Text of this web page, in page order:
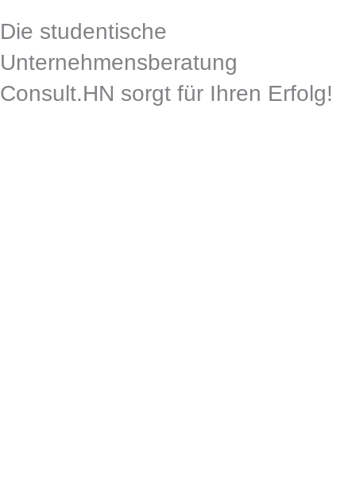
Die studentische
Unternehmensberatung
Consult.HN sorgt für Ihren Erfolg!